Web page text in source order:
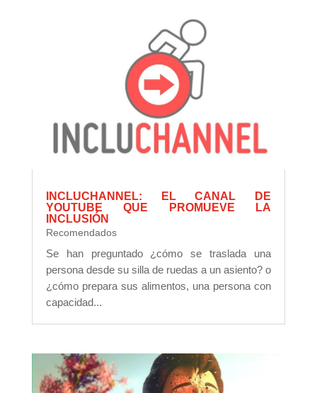
INCLUCHANNEL: EL CANAL DE
YOUTUBE QUE PROMUEVE LA
INCLUSIÓN
Recomendados
Se han preguntado ¿cómo se traslada una
persona desde su silla de ruedas a un asiento? o
¿cómo prepara sus alimentos, una persona con
capacidad...